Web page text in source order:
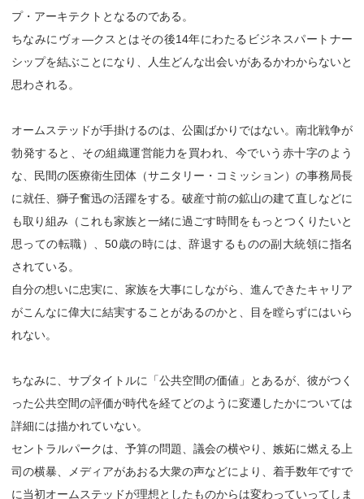
プ・アーキテクトとなるのである。
ちなみにヴォ―クスとはその後14年にわたるビジネスパートナー
シップを結ぶことになり、人生どんな出会いがあるかわからないと
思わされる。
オームステッドが手掛けるのは、公園ばかりではない。南北戦争が
勃発すると、その組織運営能力を買われ、今でいう赤十字のよう
な、民間の医療衛生団体（サニタリー・コミッション）の事務局長
に就任、獅子奮迅の活躍をする。破産寸前の鉱山の建て直しなどに
も取り組み（これも家族と一緒に過ごす時間をもっとつくりたいと
思っての転職）、50歳の時には、辞退するものの副大統領に指名
されている。
自分の想いに忠実に、家族を大事にしながら、進んできたキャリア
がこんなに偉大に結実することがあるのかと、目を瞠らずにはいら
れない。
ちなみに、サブタイトルに「公共空間の価値」とあるが、彼がつく
った公共空間の評価が時代を経てどのように変遷したかについては
詳細には描かれていない。
セントラルパークは、予算の問題、議会の横やり、嫉妬に燃える上
司の横暴、メディアがあおる大衆の声などにより、着手数年ですで
に当初オームステッドが理想としたものからは変わっていってしま